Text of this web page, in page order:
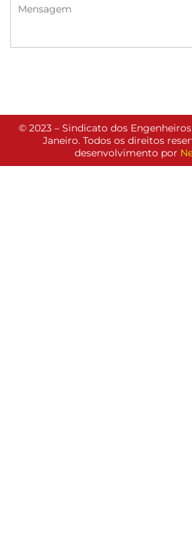
© 2023 – Sindicato dos
Janeiro. Todos os direitos
desenvolvimento por